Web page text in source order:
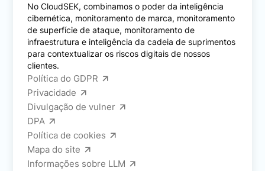
No CloudSEK, combinamos o poder da inteligência
cibernética, monitoramento de marca, monitoramento
de superfície de ataque, monitoramento de
infraestrutura e inteligência da cadeia de suprimentos
para contextualizar os riscos digitais de nossos
clientes.
Política do GDPR
Privacidade
Divulgação de vulner
DPA
Política de cookies
Mapa do site
Informações sobre LLM